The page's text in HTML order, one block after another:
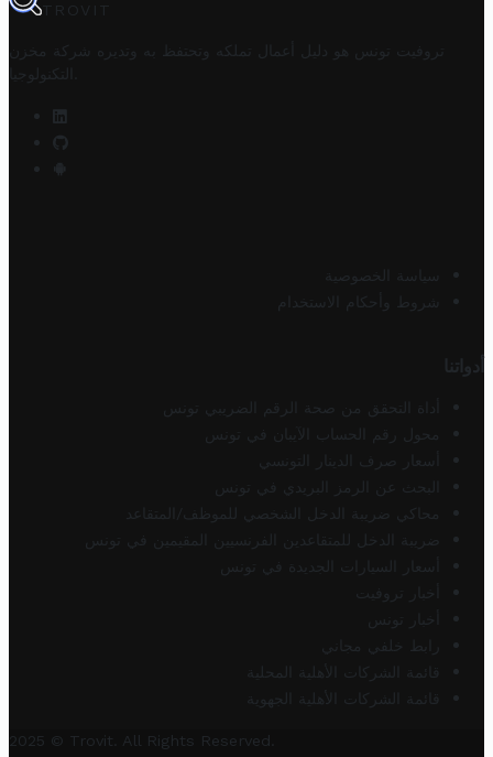
TROVIT
تروفيت تونس هو دليل أعمال تملكه وتحتفظ به وتديره
شركة مخزن
التكنولوجيا
سياسة الخصوصية
شروط وأحكام الاستخدام
أدواتنا
أداة التحقق من صحة الرقم الضريبي تونس
محول رقم الحساب الآيبان في تونس
أسعار صرف الدينار التونسي
البحث عن الرمز البريدي في تونس
محاكي ضريبة الدخل الشخصي للموظف/المتقاعد
ضريبة الدخل للمتقاعدين الفرنسيين المقيمين في تونس
أسعار السيارات الجديدة في تونس
أخبار تروفيت
أخبار تونس
رابط خلفي مجاني
قائمة الشركات الأهلية المحلية
قائمة الشركات الأهلية الجهوية
2025 © Trovit. All Rights Reserved.